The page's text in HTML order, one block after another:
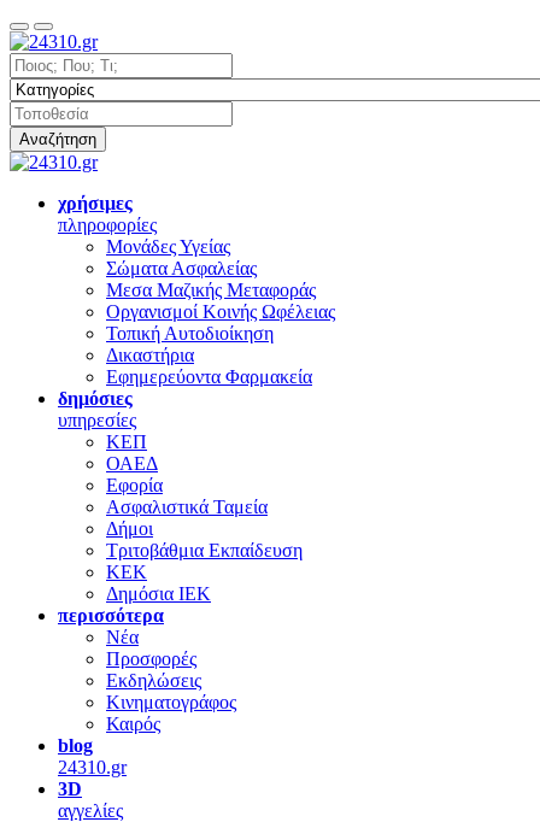
Αναζήτηση
χρήσιμες
πληροφορίες
Μονάδες Υγείας
Σώματα Ασφαλείας
Μεσα Μαζικής Μεταφοράς
Οργανισμοί Κοινής Ωφέλειας
Τοπική Αυτοδιοίκηση
Δικαστήρια
Εφημερεύοντα Φαρμακεία
δημόσιες
υπηρεσίες
ΚΕΠ
ΟΑΕΔ
Εφορία
Ασφαλιστικά Ταμεία
Δήμοι
Τριτοβάθμια Εκπαίδευση
ΚΕΚ
Δημόσια ΙΕΚ
περισσότερα
Νέα
Προσφορές
Εκδηλώσεις
Κινηματογράφος
Καιρός
blog
24310.gr
3D
αγγελίες